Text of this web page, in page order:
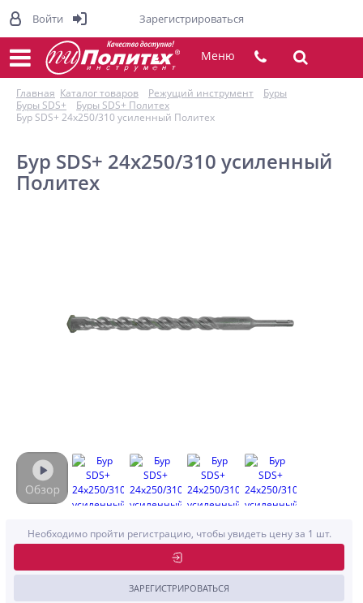
Меню
Главная Каталог товаров Режущий инструмент
Буры
Буры SDS+
Буры SDS+ Политех
Бур SDS+ 24х250/310 усиленный Политех
Бур SDS+ 24х250/310 усиленный
Политех
Необходимо пройти регистрацию, чтобы увидеть цену за 1 шт.
ЗАРЕГИСТРИРОВАТЬСЯ
Войти Зарегистрироваться